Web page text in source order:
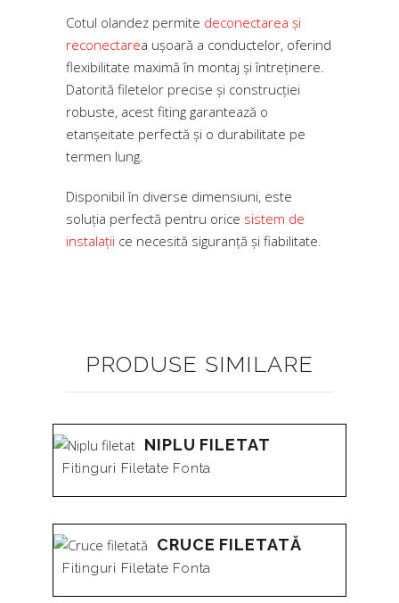
Cotul olandez permite deconectarea și
reconectarea ușoară a conductelor, oferind
flexibilitate maximă în montaj și întreținere.
Datorită filetelor precise și construcției
robuste, acest fiting garantează o
etanșeitate perfectă și o durabilitate pe
termen lung.
Disponibil în diverse dimensiuni, este
soluția perfectă pentru orice sistem de
instalații ce necesită siguranță și fiabilitate.
PRODUSE SIMILARE
NIPLU FILETAT
Fitinguri Filetate Fonta
CRUCE FILETATĂ
Fitinguri Filetate Fonta